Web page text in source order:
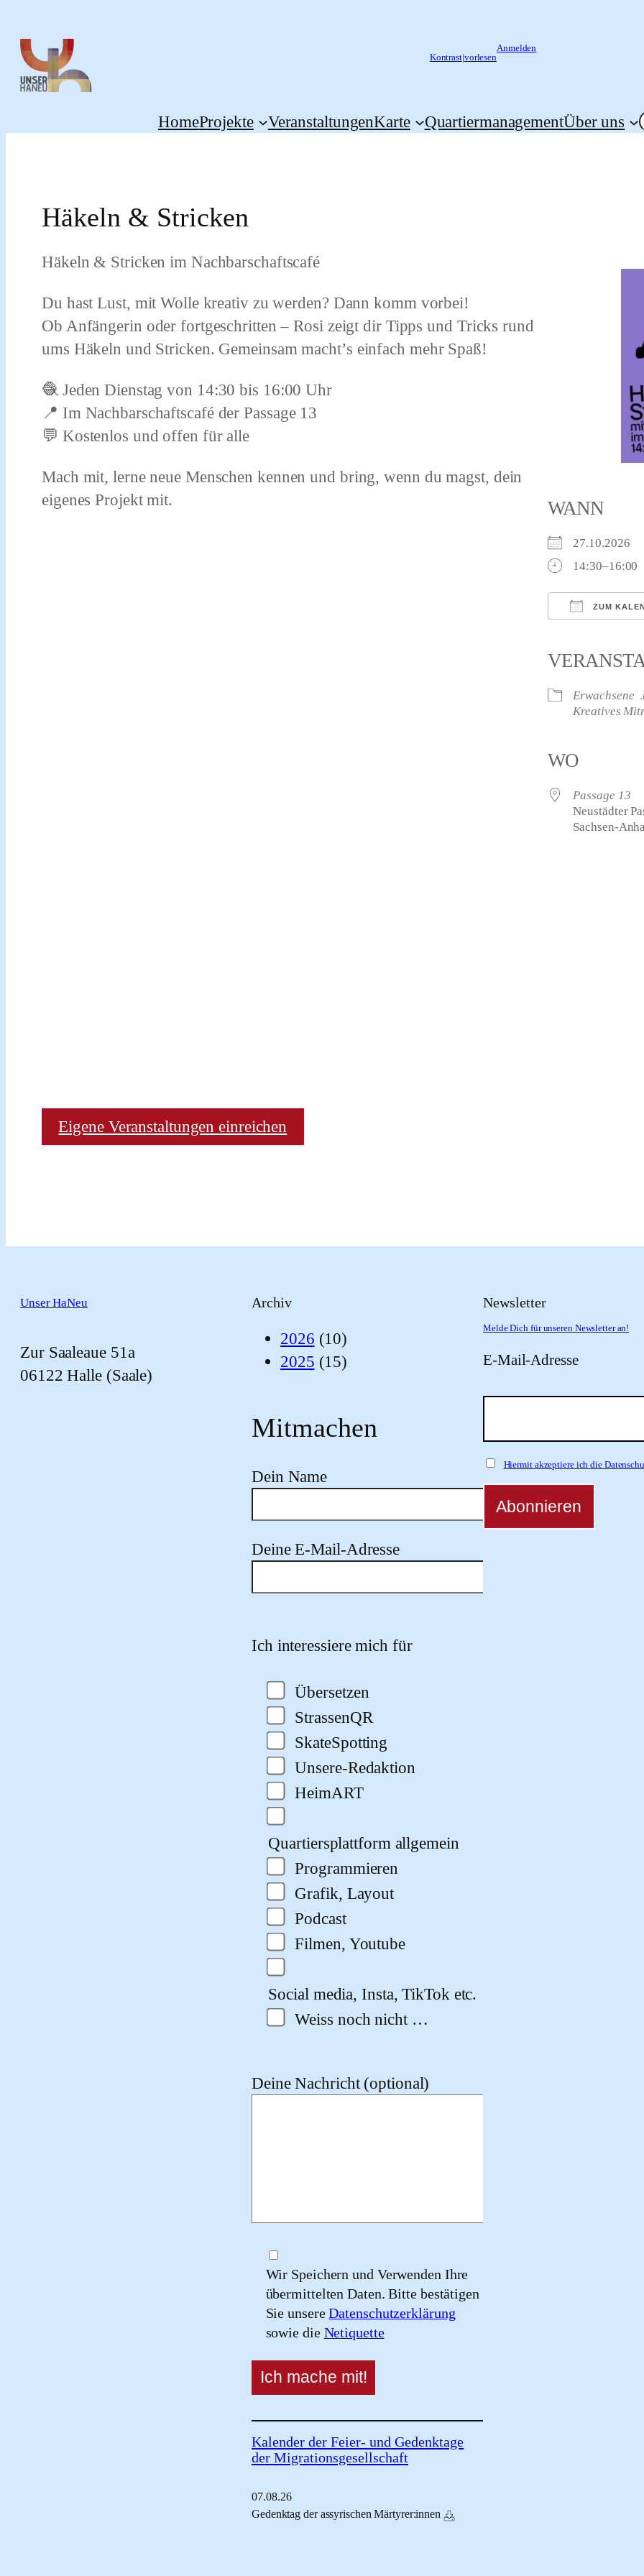
Inhalt
springen
Kontrast| vorlesen
Anmelden
HomeProjekte VeranstaltungenKarte QuartiermanagementÜber uns
Häkeln & Stricken
Häkeln & Stricken im Nachbarschaftscafé
Du hast Lust, mit Wolle kreativ zu werden? Dann komm vorbei!
Ob Anfängerin oder fortgeschritten – Rosi zeigt dir Tipps und Tricks rund
ums Häkeln und Stricken. Gemeinsam macht’s einfach mehr Spaß!
🧶 Jeden Dienstag von 14:30 bis 16:00 Uhr
📍 Im Nachbarschaftscafé der Passage 13
💬 Kostenlos und offen für alle
Mach mit, lerne neue Menschen kennen und bring, wenn du magst, dein
eigenes Projekt mit.
WANN
27.10.2026
14:30–16:00
ZUM
Erwachsene
Kreatives
WO
Passage 13
Neustädter
Sachsen-
Eigene Veranstaltungen einreichen
Unser HaNeu
Zur Saaleaue 51a
06122 Halle (Saale)
Archiv
2026 (10)
2025 (15)
Mitmachen
Dein Name
Deine E-Mail-Adresse
Ich interessiere mich für
Übersetzen
StrassenQR
SkateSpotting
Unsere-Redaktion
HeimART
Quartiersplattform allgemein
Programmieren
Grafik, Layout
Podcast
Filmen, Youtube
Social media, Insta, TikTok etc.
Weiss noch nicht …
Deine Nachricht (optional)
Wir Speichern und Verwenden Ihre
übermittelten Daten. Bitte bestätigen
Sie unsereDatenschutzerklärung
sowie die Netiquette
Kalender der Feier- und Gedenktage
der Migrationsgesellschaft
07.08.26
Gedenktag der assyrischen Märtyrer:innen
Newsletter
Melde Dich für unseren Newsletter an!
E-Mail-Adresse
Hiermit akzeptiere ich die